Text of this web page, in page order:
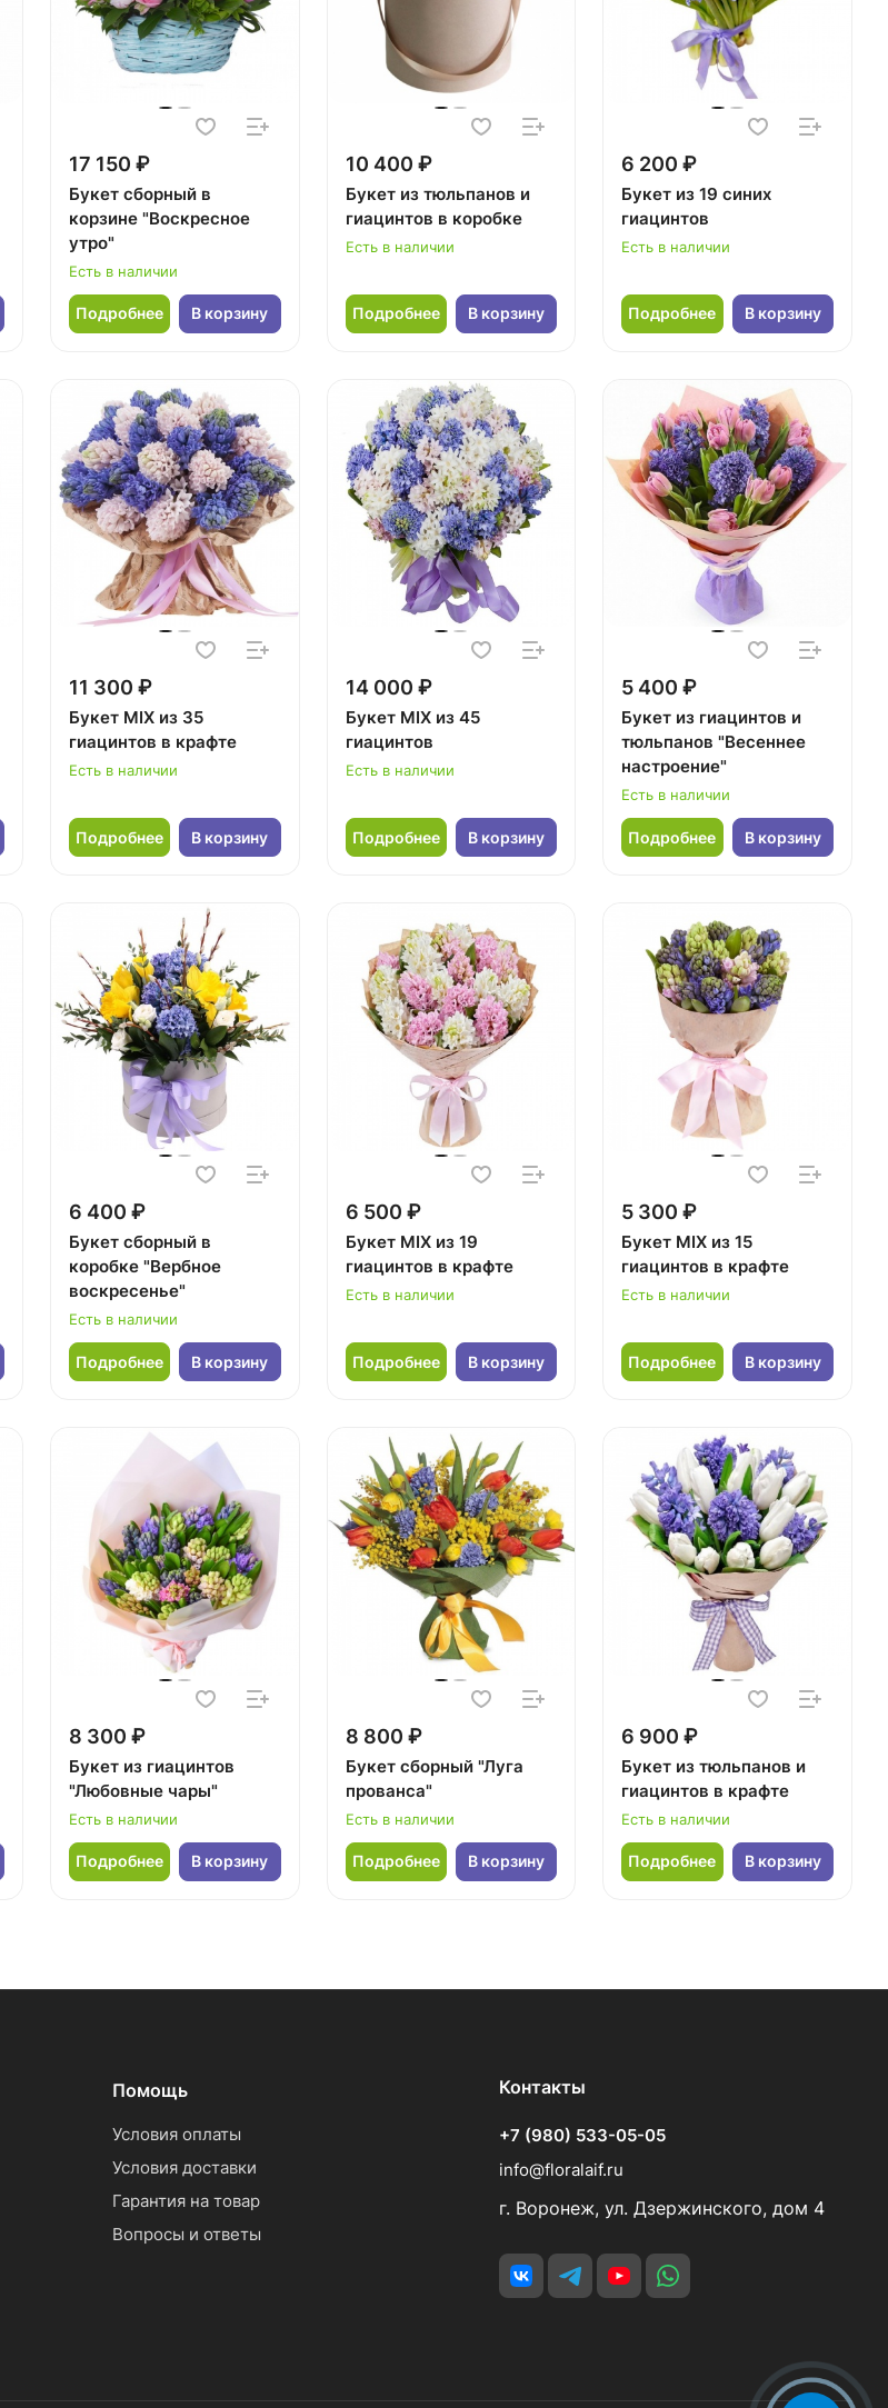
17 150 ₽
Букет сборный в
корзине "Воскресное
утро"
Есть в наличии
Подробнее В корзину
10 400 ₽
Букет из тюльпанов и
гиацинтов в коробке
Есть в наличии
Подробнее В корзину
6 200 ₽
Букет из 19 синих
гиацинтов
Есть в наличии
Подробнее В корзину
11 300 ₽
Букет MIX из 35
гиацинтов в крафте
Есть в наличии
Подробнее В корзину
14 000 ₽
Букет MIX из 45
гиацинтов
Есть в наличии
Подробнее В корзину
5 400 ₽
Букет из гиацинтов и
тюльпанов "Весеннее
настроение"
Есть в наличии
Подробнее В корзину
6 400 ₽
Букет сборный в
коробке "Вербное
воскресенье"
Есть в наличии
Подробнее В корзину
6 500 ₽
Букет MIX из 19
гиацинтов в крафте
Есть в наличии
Подробнее В корзину
5 300 ₽
Букет MIX из 15
гиацинтов в крафте
Есть в наличии
Подробнее В корзину
8 300 ₽
Букет из гиацинтов
"Любовные чары"
Есть в наличии
Подробнее В корзину
8 800 ₽
Букет сборный "Луга
прованса"
Есть в наличии
Подробнее В корзину
6 900 ₽
Букет из тюльпанов и
гиацинтов в крафте
Есть в наличии
Подробнее В корзину
Помощь
Условия оплаты
Условия доставки
Гарантия на товар
Вопросы и ответы
Контакты
+7 (980) 533-05-05
info@floralaif.ru
г. Воронеж, ул. Дзержинского, дом 4